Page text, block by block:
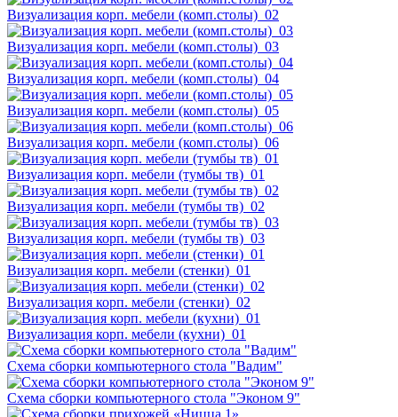
Визуализация корп. мебели (комп.столы)_02
Визуализация корп. мебели (комп.столы)_03
Визуализация корп. мебели (комп.столы)_04
Визуализация корп. мебели (комп.столы)_05
Визуализация корп. мебели (комп.столы)_06
Визуализация корп. мебели (тумбы тв)_01
Визуализация корп. мебели (тумбы тв)_02
Визуализация корп. мебели (тумбы тв)_03
Визуализация корп. мебели (стенки)_01
Визуализация корп. мебели (стенки)_02
Визуализация корп. мебели (кухни)_01
Схема сборки компьютерного стола "Вадим"
Схема сборки компьютерного стола "Эконом 9"